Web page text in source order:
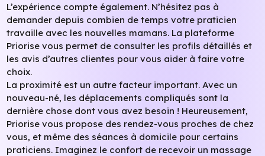
L’expérience compte également. N’hésitez pas à
demander depuis combien de temps votre praticien
travaille avec les nouvelles mamans. La plateforme
Priorise vous permet de consulter les profils détaillés et
les avis d’autres clientes pour vous aider à faire votre
choix.
La proximité est un autre facteur important. Avec un
nouveau-né, les déplacements compliqués sont la
dernière chose dont vous avez besoin ! Heureusement,
Priorise vous propose des rendez-vous proches de chez
vous, et même des séances à domicile pour certains
praticiens. Imaginez le confort de recevoir un massage